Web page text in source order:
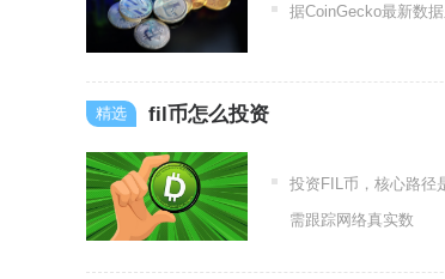
据CoinGecko最新数
fil币怎么投资
投资FIL币，核心路径
需跟踪网络真实数